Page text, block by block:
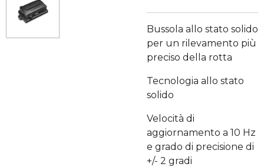
Bussola allo stato solido
per un rilevamento più
preciso della rotta
Tecnologia allo stato
solido
Velocità di
aggiornamento a 10 Hz
e grado di precisione di
+/- 2 gradi